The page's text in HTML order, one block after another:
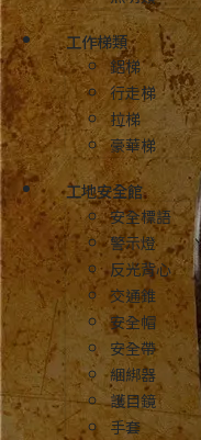
工作梯類
鋁梯
行走梯
拉梯
豪華梯
工地安全館
安全標語
警示燈
反光背心
交通錐
安全帽
安全帶
綑綁器
護目鏡
手套